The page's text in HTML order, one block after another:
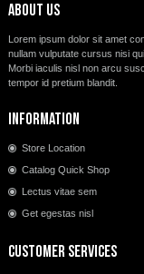
About us
Lorem ipsum dolor sit amet
nullam vulputate cursus nisi
Morbi iaculis nisl non arcu
tempor id pretium blandit.
Information
Store Location
Catalog Quick Shop
Lectus vitae sem
Get egestas nisl
Customer Services